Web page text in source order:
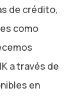
de crédito,
como
a través de
en